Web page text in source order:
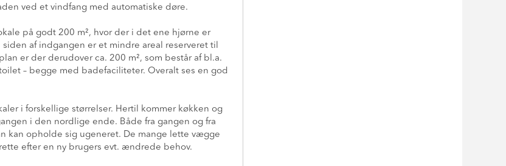
ved et vindfang med automatiske døre.
på godt 200 m², hvor der i det ene hjørne er
af indgangen er et mindre areal reserveret til
er der derudover ca. 200 m², som består af bl.a.
– begge med badefaciliteter. Overalt ses en god
i forskellige størrelser. Hertil kommer køkken og
i den nordlige ende. Både fra gangen og fra
kan opholde sig ugeneret. De mange lette vægge
efter en ny brugers evt. ændrede behov.